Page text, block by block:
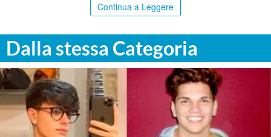
Continua a Leggere
Dalla stessa Categoria